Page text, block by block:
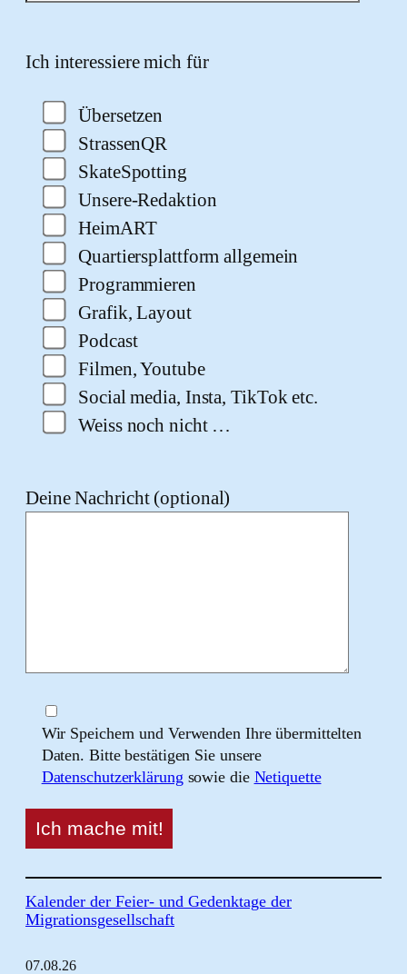
Ich interessiere mich für
Übersetzen
StrassenQR
SkateSpotting
Unsere-Redaktion
HeimART
Quartiersplattform allgemein
Programmieren
Grafik, Layout
Podcast
Filmen, Youtube
Social media, Insta, TikTok etc.
Weiss noch nicht …
Deine Nachricht (optional)
Wir Speichern und Verwenden Ihre übermittelten
Daten. Bitte bestätigen Sie unsere
Datenschutzerklärung sowie die Netiquette
Kalender der Feier- und Gedenktage der
Migrationsgesellschaft
07.08.26